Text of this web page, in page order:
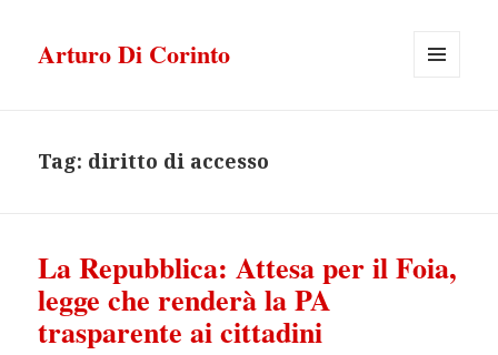
Arturo Di Corinto
Tag: diritto di accesso
La Repubblica: Attesa per il Foia,
legge che renderà la PA
trasparente ai cittadini